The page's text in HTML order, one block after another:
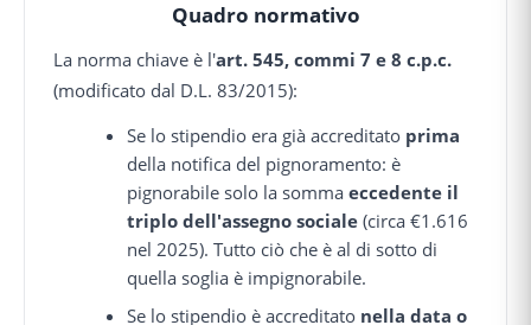
Quadro normativo
La norma chiave è l'art. 545, commi 7 e 8 c.p.c.
(modificato dal D.L. 83/2015):
Se lo stipendio era già accreditato prima
della notifica del pignoramento: è
pignorabile solo la sommaeccedente il
triplo dell'assegno sociale (circa €1.616
nel 2025). Tutto ciò che è al di sotto di
quella soglia è impignorabile.
Se lo stipendio è accreditato nella data o